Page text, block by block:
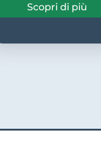
Scopri di più